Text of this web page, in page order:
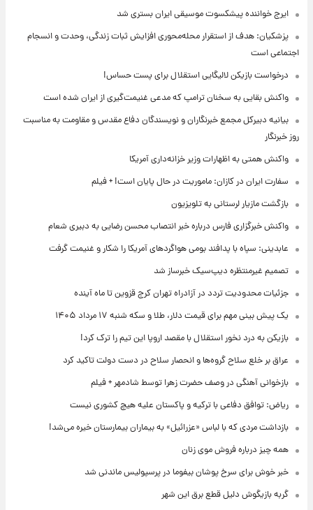
ایرج خواننده پیشکسوت موسیقی ایران بستری شد
پزشکیان: هدف از استقرار محله‌محوری افزایش ثبات زندگی، وحدت و انسجام
اجتماعی است
درخواست بازیکن لالیگایی استقلال برای پست حساس!
واکنش بقایی به سخنان ترامپ که مدعی غنیمت‌گیری از ایران شده است
بیانیه دبیرکل مجمع خبرنگاران و نویسندگان دفاع مقدس و مقاومت به مناسبت
روز خبرنگار
واکنش همتی به اظهارات وزیر خزانه‌داری آمریکا
سفارت ایران در کازان: ماموریت در حال پایان است! + فیلم
بازگشت مازیار لرستانی به تلویزیون
واکنش خبرگزاری فارس درباره خبر انتصاب محسن رضایی به دبیری شعام
عابدینی: سپاه با پدافند بومی هواگردهای آمریکا را شکار و غنیمت گرفت
تصمیم غیرمنتظره دیپ‌سیک خبرساز شد
جزئیات محدودیت تردد در آزادراه تهران کرج قزوین تا ماه آینده
یک پیش ‌بینی مهم برای قیمت دلار، طلا و سکه شنبه ۱۷ مرداد ۱۴۰۵
بازیکن به درد نخور استقلال با مقصد اروپا این تیم را ترک کرد!
عراق بر خلع سلاح گروه‌ها و انحصار سلاح در دست دولت تاکید کرد
بازخوانی آهنگی در وصف حضرت زهرا توسط شادمهر + فیلم
ریاض: توافق دفاعی با ترکیه و پاکستان علیه هیچ کشوری نیست
بازداشت مردی که با لباس «عزرائیل» به بیماران بیمارستان خیره می‌شد!
همه چیز درباره فروش موی زنان
خبر خوش برای سرخ پوشان بیفوما در پرسپولیس ماندنی شد
گربه بازیگوش دلیل قطع برق این شهر